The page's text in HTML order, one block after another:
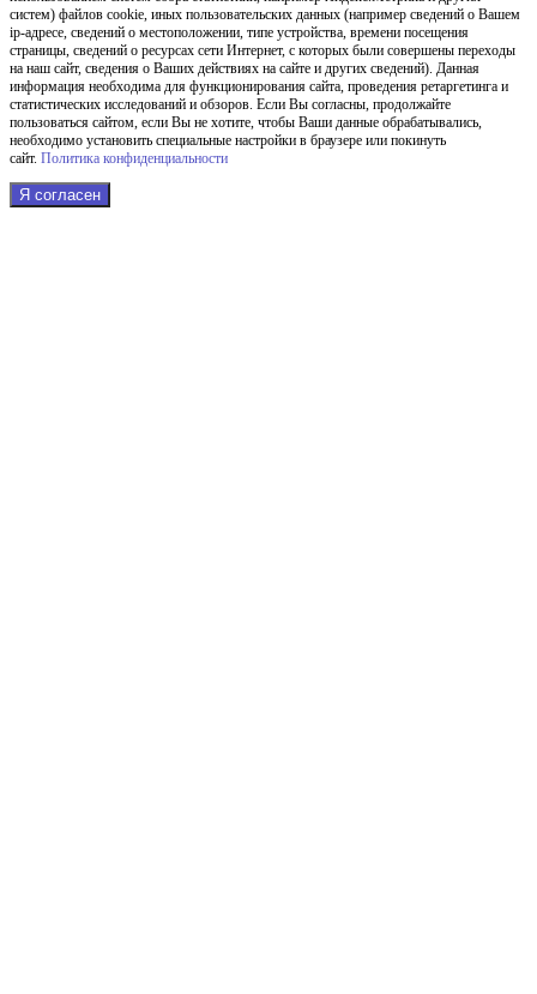
систем) файлов cookie, иных пользовательских данных (например сведений о Вашем
ip-адресе, сведений о местоположении, типе устройства, времени посещения
страницы, сведений о ресурсах сети Интернет, с которых были совершены переходы
на наш сайт, сведения о Ваших действиях на сайте и других сведений). Данная
информация необходима для функционирования сайта, проведения ретаргетинга и
статистических исследований и обзоров. Если Вы согласны, продолжайте
пользоваться сайтом, если Вы не хотите, чтобы Ваши данные обрабатывались,
необходимо установить специальные настройки в браузере или покинуть
сайт. Политика конфиденциальности
Я согласен